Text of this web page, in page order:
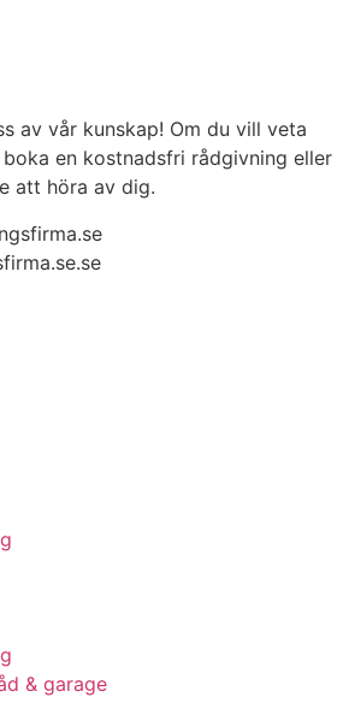
av vår kunskap! Om du vill veta
en kostnadsfri rådgivning eller
att höra av dig.
.se
& garage